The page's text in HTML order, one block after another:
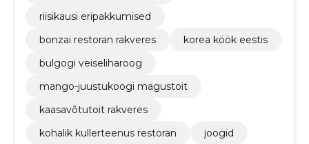
riisikausi eripakkumised
bonzai restoran rakveres
korea köök eestis
bulgogi veiseliharoog
mango-juustukoogi magustoit
kaasavõtutoit rakveres
kohalik kullerteenus restoran
joogid